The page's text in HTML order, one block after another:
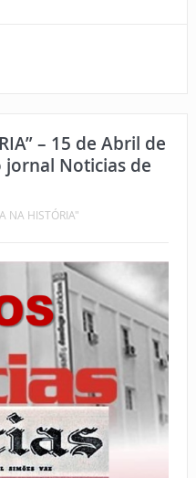
– 15 de Abril de
jornal Noticias de
NA HISTÓRIA"